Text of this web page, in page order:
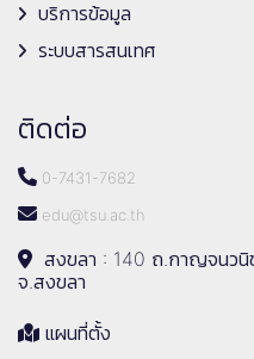
บริการข้อมูล
ระบบสารสนเทศ
ติดต่อ
0-7431-7682
edu@tsu.ac.th
สงขลา : 140 ถ.กาญจนวนิ
จ.สงขลา
แผนที่ตั้ง